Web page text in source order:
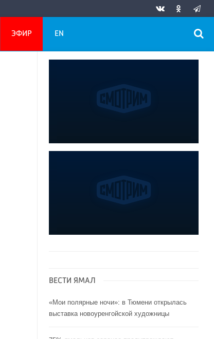
ЭФИР EN
ВЕСТИ ЯМАЛ
«Мои полярные ночи»: в Тюмени открылась
выставка новоуренгойской художницы